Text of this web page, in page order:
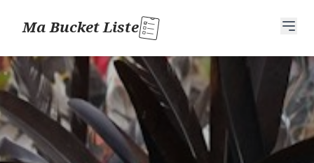
Ma Bucket Liste